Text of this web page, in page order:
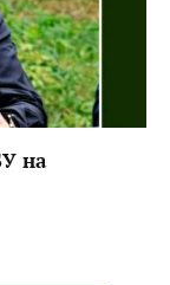
на